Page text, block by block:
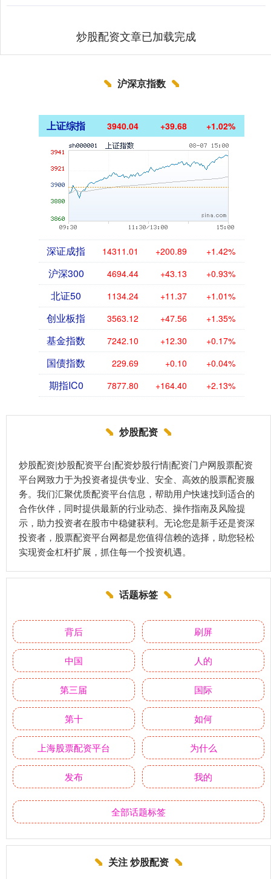
炒股配资文章已加载完成
沪深京指数
上证综指 3940.04 +39.68 +1.02%
深证成指 14311.01 +200.89 +1.42%
沪深300 4694.44 +43.13 +0.93%
北证50 1134.24 +11.37 +1.01%
创业板指 3563.12 +47.56 +1.35%
基金指数 7242.10 +12.30 +0.17%
国债指数 229.69 +0.10 +0.04%
期指IC0 7877.80 +164.40 +2.13%
炒股配资
炒股配资|炒股配资平台|配资炒股行情|配资门户网股票配资
平台网致力于为投资者提供专业、安全、高效的股票配资服
务。我们汇聚优质配资平台信息，帮助用户快速找到适合的
合作伙伴，同时提供最新的行业动态、操作指南及风险提
示，助力投资者在股市中稳健获利。无论您是新手还是资深
投资者，股票配资平台网都是您值得信赖的选择，助您轻松
实现资金杠杆扩展，抓住每一个投资机遇。
话题标签
背后 刷屏
中国 人的
第三届 国际
第十 如何
上海股票配资平台 为什么
发布 我的
全部话题标签
关注 炒股配资